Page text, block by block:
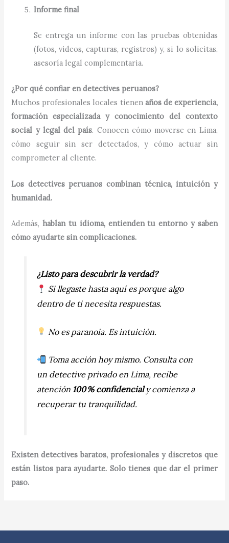
Informe final
Se entrega un informe con las pruebas obtenidas
(fotos, videos, capturas, registros) y, si lo solicitas,
asesoría legal complementaria.
¿Por qué confiar en detectives peruanos?
Muchos profesionales locales tienen años de experiencia,
formación especializada y conocimiento del contexto
social y legal del país. Conocen cómo moverse en Lima,
cómo seguir sin ser detectados, y cómo actuar sin
comprometer al cliente.
Los detectives peruanos combinan técnica, intuición y
humanidad.
Además,hablan tu idioma, entienden tu entorno y saben
cómo ayudarte sin complicaciones.
¿Listo para descubrir la verdad?
Si llegaste hasta aquí es porque algo
dentro de ti necesita respuestas.
No es paranoia. Es intuición.
Toma acción hoy mismo. Consulta con
un detective privado en Lima, recibe
atención 100 % confidencialy comienza a
recuperar tu tranquilidad.
Existen detectives baratos, profesionales y discretos que
están listos para ayudarte. Solo tienes que dar el primer
paso.